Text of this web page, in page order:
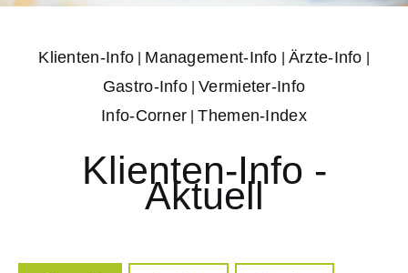
Klienten-Info Management-Info Ärzte-Info
Gastro-Info |Vermieter-Info
Info-Corner |Themen-Index
Klienten-Info -
Aktuell